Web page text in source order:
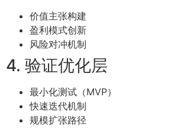
价值主张构建
盈利模式创新
风险对冲机制
4. 验证优化层
最小化测试（MVP）
快速迭代机制
规模扩张路径